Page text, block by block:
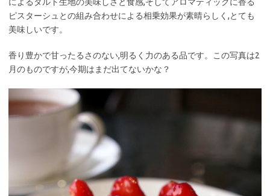
ピスターシュとの組み合わせによる相乗効果が素晴らしく,とても
美味しいです。
香り豊かで甘ったるさのない,明るく力のある品です。この写真は2
月のものですが,今期はまだ出てないかな？